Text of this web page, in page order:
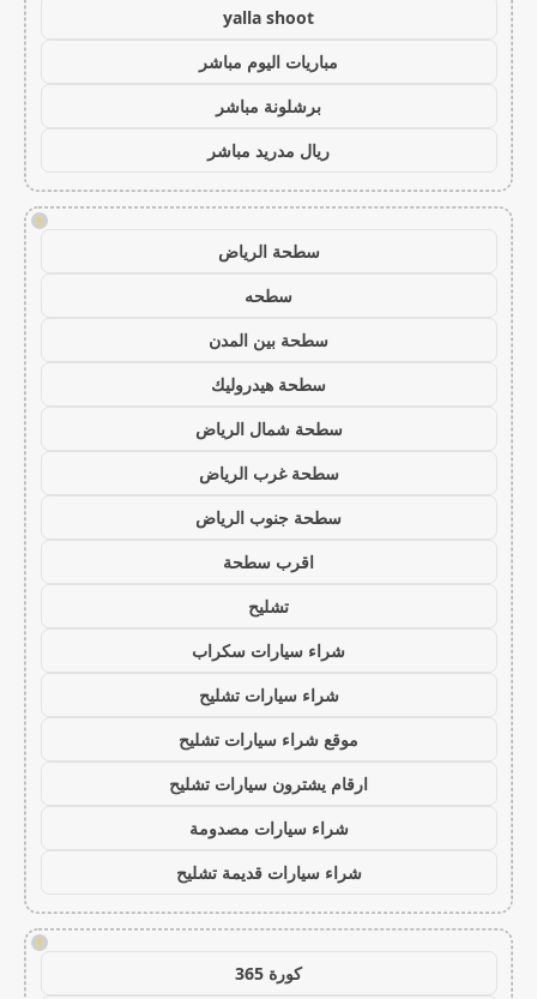
yalla shoot
مباريات اليوم مباشر
برشلونة مباشر
ريال مدريد مباشر
!
سطحة الرياض
سطحه
سطحة بين المدن
سطحة هيدروليك
سطحة شمال الرياض
سطحة غرب الرياض
سطحة جنوب الرياض
اقرب سطحة
تشليح
شراء سيارات سكراب
شراء سيارات تشليح
موقع شراء سيارات تشليح
ارقام يشترون سيارات تشليح
شراء سيارات مصدومة
شراء سيارات قديمة تشليح
!
كورة 365